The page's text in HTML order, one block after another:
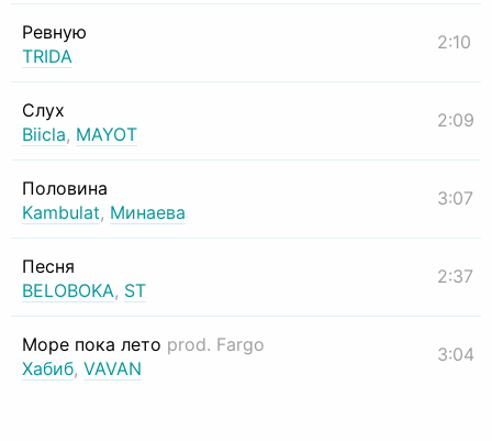
Ревную
TRIDA
2:10
Слух
Biicla, MAYOT
2:09
Половина
Kambulat, Минаева
3:07
Песня
BELOBOKA, ST
2:37
Море пока лето prod. Fargo
Хабиб, VAVAN
3:04